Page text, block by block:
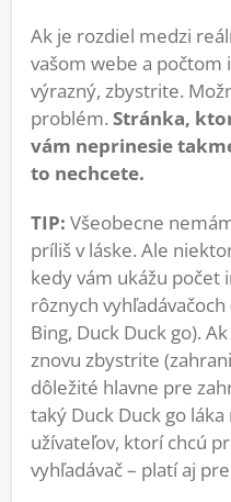
Ak je rozdiel medzi
vašom webe a počtom
výrazný, zbystrite.
problém. Stránka,
vám neprinesie
to nechcete.
TIP: Všeobecne
príliš v láske. Ale
kedy vám ukážu počet
rôznych vyhľadávačoch
Bing, Duck Duck go).
znovu zbystrite
dôležité hlavne pre
taký Duck Duck go
užívateľov, ktorí chcú
vyhľadávač – platí aj